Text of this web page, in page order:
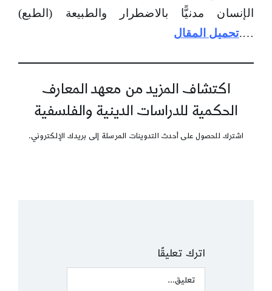
الإنسان مدنيًّا بالاضطرار والطبيعة (الطبع)
….تحميل المقال
اكتشاف المزيد من معهد المعارف
الحكمية للدراسات الدينية والفلسفية
اشترك للحصول على أحدث التدوينات المرسلة إلى بريدك الإلكتروني.
اترك تعليقًا
Comment